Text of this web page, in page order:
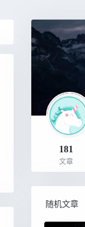
181
文章
随机文章